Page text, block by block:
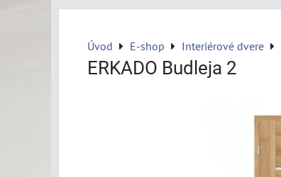
Úvod E-shop Interiérové dvere
ERKADO Budleja 2